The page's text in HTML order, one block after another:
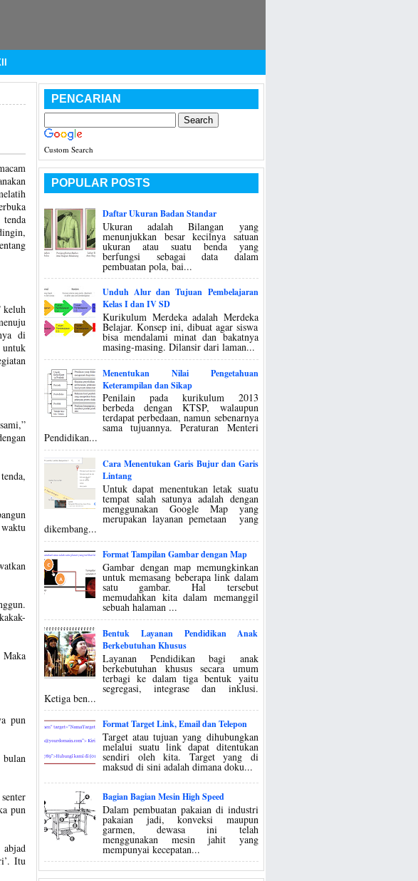
keluh
di
Maka
pun
pun
Itu
PENCARIAN
Custom Search
POPULAR POSTS
Daftar Ukuran Badan Standar
Ukuran adalah Bilangan yang
menunjukkan besar kecilnya satuan
ukuran atau suatu benda yang
berfungsi sebagai data dalam
pembuatan pola, bai...
Unduh Alur dan Tujuan Pembelajaran
Kelas I dan IV SD
Kurikulum Merdeka adalah Merdeka
Belajar. Konsep ini, dibuat agar siswa
bisa mendalami minat dan bakatnya
masing-masing. Dilansir dari laman...
Menentukan Nilai Pengetahuan
Keterampilan dan Sikap
Penilain pada kurikulum 2013
berbeda dengan KTSP, walaupun
terdapat perbedaan, namun sebenarnya
sama tujuannya. Peraturan Menteri
Pendidikan...
Cara Menentukan Garis Bujur dan Garis
Lintang
Untuk dapat menentukan letak suatu
tempat salah satunya adalah dengan
menggunakan Google Map yang
merupakan layanan pemetaan yang
dikembang...
Format Tampilan Gambar dengan Map
Gambar dengan map memungkinkan
untuk memasang beberapa link dalam
satu gambar. Hal tersebut
memudahkan kita dalam memanggil
sebuah halaman ...
Bentuk Layanan Pendidikan Anak
Berkebutuhan Khusus
Layanan Pendidikan bagi anak
berkebutuhan khusus secara umum
terbagi ke dalam tiga bentuk yaitu
segregasi, integrase dan inklusi.
Ketiga ben...
Format Target Link, Email dan Telepon
Target atau tujuan yang dihubungkan
melalui suatu link dapat ditentukan
sendiri oleh kita. Target yang di
maksud di sini adalah dimana doku...
Bagian Bagian Mesin High Speed
Dalam pembuatan pakaian di industri
pakaian jadi, konveksi maupun
garmen, dewasa ini telah
menggunakan mesin jahit yang
mempunyai kecepatan...